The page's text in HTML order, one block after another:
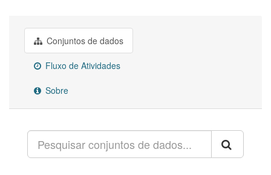
Conjuntos de dados
Fluxo de Atividades
Sobre